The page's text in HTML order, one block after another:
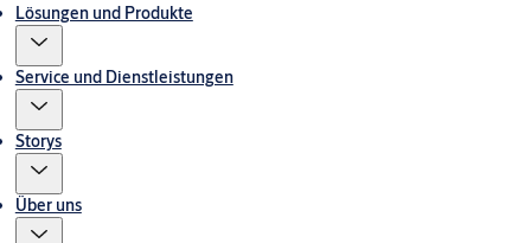
Lösungen und Produkte
Service und Dienstleistungen
Storys
Über uns